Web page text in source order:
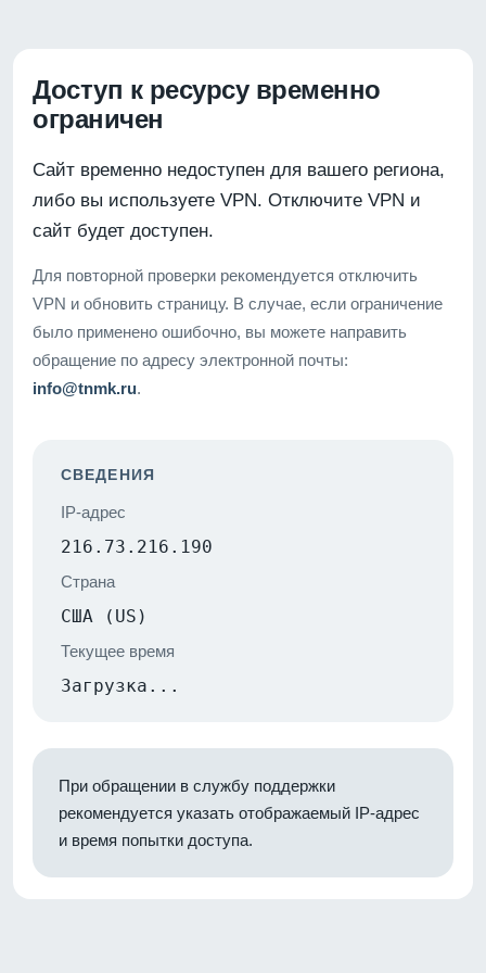
Доступ к ресурсу временно
ограничен
Сайт временно недоступен для вашего региона,
либо вы используете VPN. Отключите VPN и
сайт будет доступен.
Для повторной проверки рекомендуется отключить
VPN и обновить страницу. В случае, если ограничение
было применено ошибочно, вы можете направить
обращение по адресу электронной почты:
info@tnmk.ru.
СВЕДЕНИЯ
IP-адрес
216.73.216.190
Страна
США (US)
Текущее время
Загрузка...
При обращении в службу поддержки
рекомендуется указать отображаемый IP-адрес
и время попытки доступа.